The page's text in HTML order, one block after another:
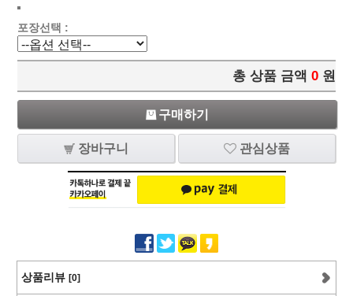
포장선택 :
총 상품 금액 0 원
구매하기
장바구니 관심상품
상품리뷰 [0]